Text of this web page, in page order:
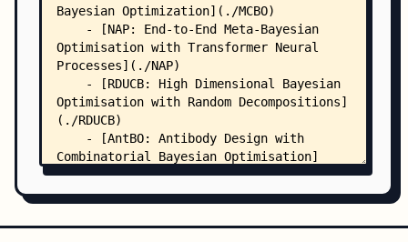
    │   │   ├── llm/
    │   │   │   ├── distributed_hf.yaml
    │   │   │   ├── fschat.yaml
    │   │   │   ├── hf.yaml
    │   │   │   ├── human.yaml
    │   │   │   ├── openai.yaml
    │   │   │   ├── random.yaml
    │   │   │   ├── fschat/
    │   │   │   │   ├── deepseek-6.7b.yaml
    │   │   │   │   ├── llama-13b.yaml
    │   │   │   │   ├── llama-70b.yaml
    │   │   │   │   ├── mixstral.yaml